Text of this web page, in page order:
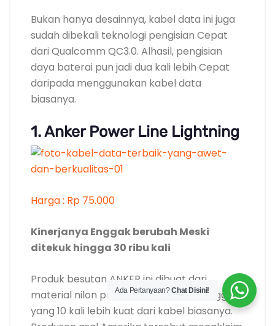
Bukan hanya desainnya, kabel data ini juga
sudah dibekali teknologi pengisian Cepat
dari Qualcomm QC3.0. Alhasil, pengisian
daya baterai pun jadi dua kali lebih Cepat
daripada menggunakan kabel data
biasanya.
1. Anker Power Line Lightning
Harga : Rp 75.000
Kinerjanya Enggak berubah Meski
ditekuk hingga 30 ribu kali
Produk besutan ANKER ini dibuat dari
material nilon premium berkualitas tinggi
yang 10 kali lebih kuat dari kabel biasanya.
Ada Pertanyaan?Chat Disini!